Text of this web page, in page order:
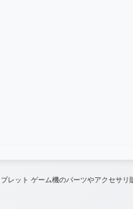
レット ゲーム機のパーツやアクセサ